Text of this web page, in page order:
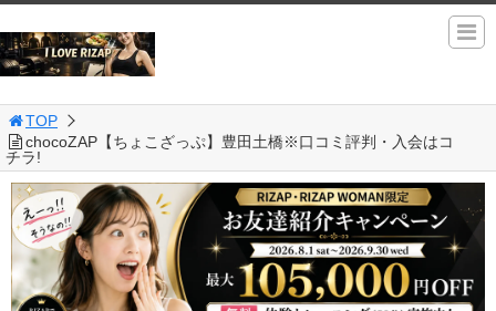
TOP
chocoZAP【ちょこざっぷ】豊田土橋※口コミ評判・入会はコ
チラ!